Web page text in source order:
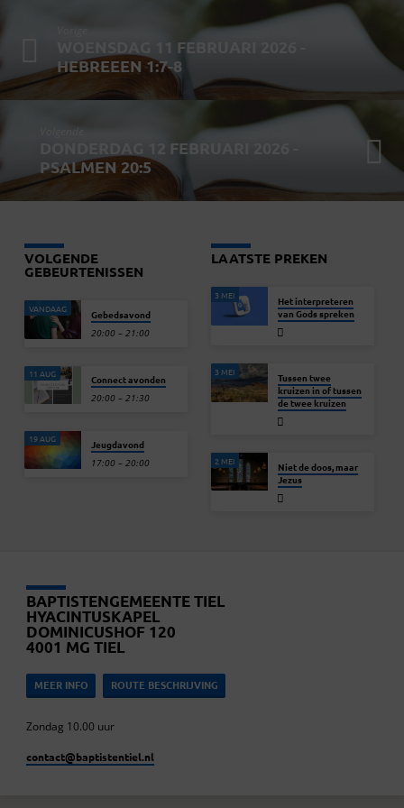
Vorige
WOENSDAG 11 FEBRUARI 2026 -
HEBREEEN 1:7-8
Volgende
DONDERDAG 12 FEBRUARI 2026 -
PSALMEN 20:5
VOLGENDE
GEBEURTENISSEN
VANDAAG Gebedsavond
20:00 – 21:00
11 AUG Connect avonden
20:00 – 21:30
19 AUG Jeugdavond
17:00 – 20:00
LAATSTE PREKEN
3 MEI
Het interpreteren
van Gods spreken
3 MEI
Tussen twee
kruizen in of tussen
de twee kruizen
2 MEI
Niet de doos, maar
Jezus
BAPTISTENGEMEENTE TIEL
HYACINTUSKAPEL
DOMINICUSHOF 120
4001 MG TIEL
MEER INFO ROUTE BESCHRIJVING
Zondag 10.00 uur
contact​@baptistentiel.nl